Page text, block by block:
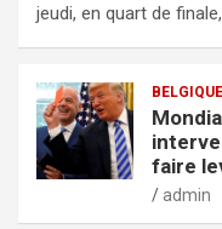
jeudi, en quart de
BELGIQUE
faire
admin